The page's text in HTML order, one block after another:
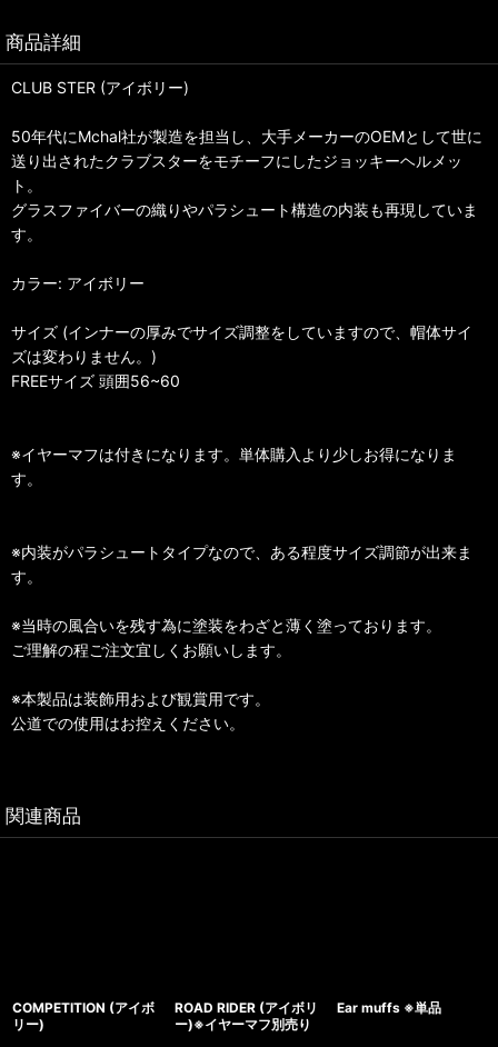
商品詳細
CLUB STER (アイボリー)
50年代にMchal社が製造を担当し、大手メーカーのOEMとして世に
送り出されたクラブスターをモチーフにしたジョッキーヘルメッ
ト。
グラスファイバーの織りやパラシュート構造の内装も再現していま
す。
カラー: アイボリー
サイズ (インナーの厚みでサイズ調整をしていますので、帽体サイ
ズは変わりません。)
FREEサイズ 頭囲56~60
※イヤーマフは付きになります。単体購入より少しお得になりま
す。
※内装がパラシュートタイプなので、ある程度サイズ調節が出来ま
す。
※当時の風合いを残す為に塗装をわざと薄く塗っております。
ご理解の程ご注文宜しくお願いします。
※本製品は装飾用および観賞用です。
公道での使用はお控えください。
関連商品
COMPETITION (アイボ
リー)
ROAD RIDER (アイボリ
ー)※イヤーマフ別売り
Ear muffs ※単品